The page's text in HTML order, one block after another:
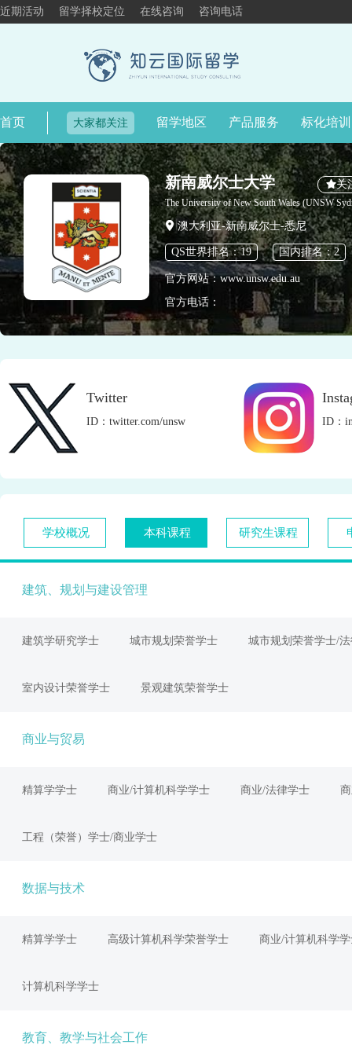
近期活动 留学择校定位 在线咨询 咨询电话
首页 大家都关注 留学地区 产品服务 标化培训
新南威尔士大学 关
The University of New South Wales (UNSW
澳大利亚-新南威尔士-悉尼
QS世界排名：19 国内排名：2
官方网站：www.unsw.edu.au
官方电话：
Twitter
ID：twitter.com/unsw ID：
学校概况 本科课程 研究生课程
建筑、规划与建设管理
建筑学研究学士 城市规划荣誉学士 城市规划荣誉学士/
室内设计荣誉学士 景观建筑荣誉学士
商业与贸易
精算学学士 商业/计算机科学学士 商业/法律学士
工程（荣誉）学士/商业学士
数据与技术
精算学学士 高级计算机科学荣誉学士 商业/计算机科学
计算机科学学士
教育、教学与社会工作